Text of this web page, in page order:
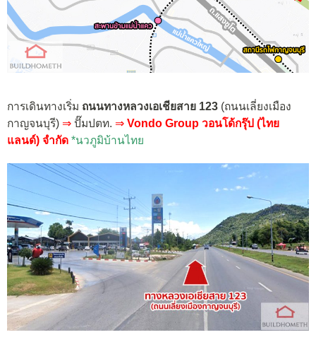
การเดินทางเริ่ม ถนนทางหลวงเอเชียสาย 123 (ถนนเลี่ยงเมือง
กาญจนบุรี) ⇒ ปั๊มปตท. ⇒ Vondo Group วอนโด้กรุ๊ป (ไทย
แลนด์) จำกัด *นวภูมิบ้านไทย